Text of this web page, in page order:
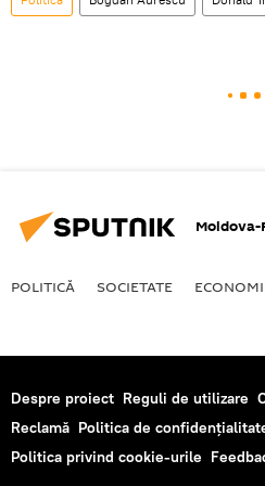
POLITICĂ SOCIETATE
Despre proiect Reguli de utilizare
Reclamă Politica de
Politica privind cookie-urile